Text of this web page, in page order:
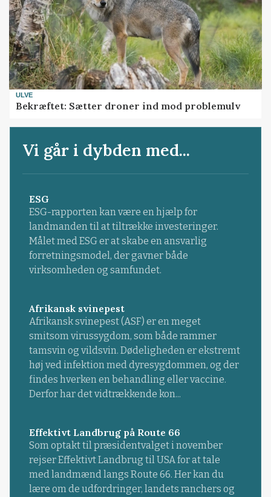
ULVE
Bekræftet: Sætter droner ind mod problemulv
Vi går i dybden med...
ESG
ESG-rapporten kan være en hjælp for
landmanden til at tiltrække investeringer.
Målet med ESG er at skabe en ansvarlig
forretningsmodel, der gavner både
virksomheden og samfundet.
Afrikansk svinepest
Afrikansk svinepest (ASF) er en meget
smitsom virussygdom, som både rammer
tamsvin og vildsvin. Dødeligheden er ekstremt
høj ved infektion med dyresygdommen, og der
findes hverken en behandling eller vaccine.
Derfor har det vidtrækkende kon...
Effektivt Landbrug på Route 66
Som optakt til præsidentvalget i november
rejser Effektivt Landbrug til USA for at tale
med landmænd langs Route 66. Her kan du
lære om de udfordringer, landets ranchers og